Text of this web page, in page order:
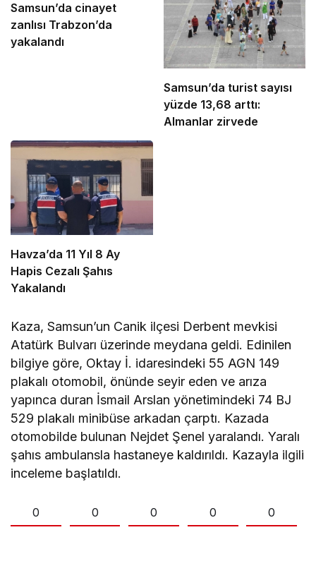
Samsun’da cinayet
zanlısı Trabzon’da
yakalandı
Samsun’da turist sayısı
yüzde 13,68 arttı:
Almanlar zirvede
Havza’da 11 Yıl 8 Ay
Hapis Cezalı Şahıs
Yakalandı
Kaza, Samsun’un Canik ilçesi Derbent mevkisi
Atatürk Bulvarı üzerinde meydana geldi. Edinilen
bilgiye göre, Oktay İ. idaresindeki 55 AGN 149
plakalı otomobil, önünde seyir eden ve arıza
yapınca duran İsmail Arslan yönetimindeki 74 BJ
529 plakalı minibüse arkadan çarptı. Kazada
otomobilde bulunan Nejdet Şenel yaralandı. Yaralı
şahıs ambulansla hastaneye kaldırıldı. Kazayla ilgili
inceleme başlatıldı.
0 0 0 0 0